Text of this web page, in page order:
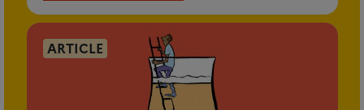
ARTICLE